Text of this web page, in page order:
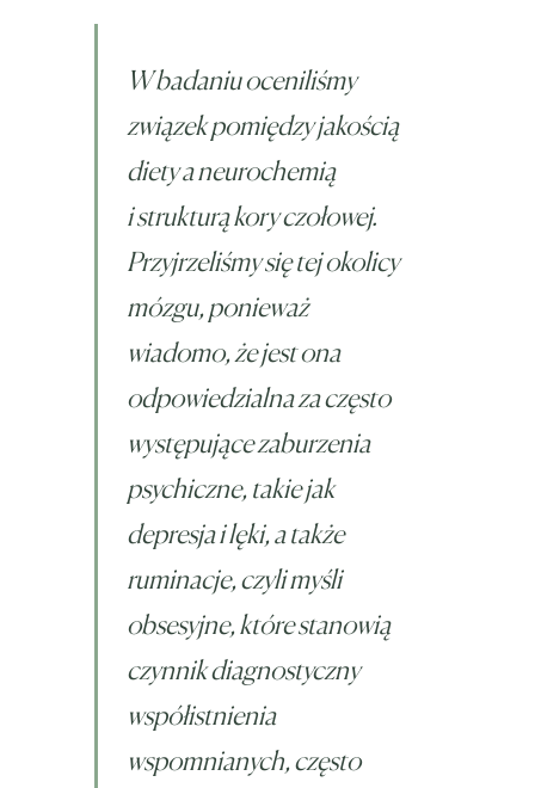
W badaniu oceniliśmy
związek pomiędzy jakością
diety a neurochemią
i strukturą kory czołowej.
Przyjrzeliśmy się tej okolicy
mózgu, ponieważ
wiadomo, że jest ona
odpowiedzialna za często
występujące zaburzenia
psychiczne, takie jak
depresja i lęki, a także
ruminacje, czyli myśli
obsesyjne, które stanowią
czynnik diagnostyczny
współistnienia
wspomnianych, często